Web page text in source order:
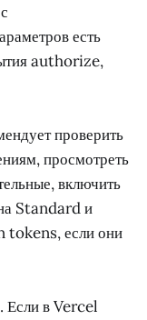
есть
authorize,
проверить
просмотреть
включить
Standard и
если они
Если в Vercel